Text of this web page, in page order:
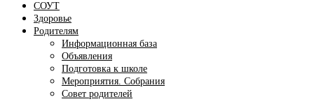
СОУТ
Здоровье
Родителям
Информационная база
Объявления
Подготовка к школе
Мероприятия. Собрания
Совет родителей